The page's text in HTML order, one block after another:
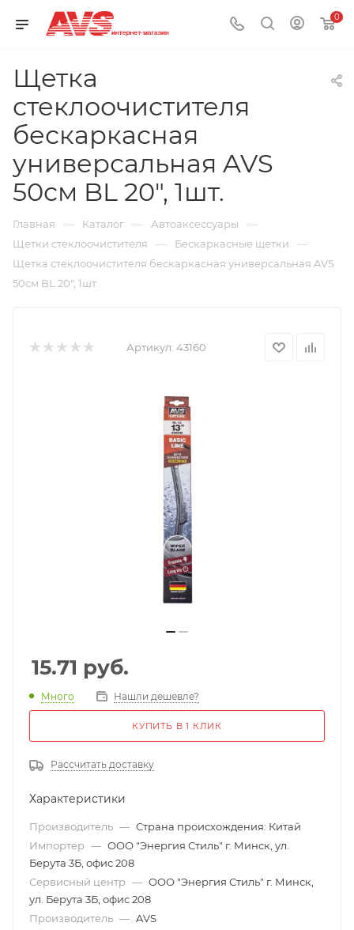
0
Щетка
стеклоочистителя
бескаркасная
универсальная AVS
50см BL 20", 1шт.
Главная — Каталог — Автоаксессуары —
Щетки стеклоочистителя — Бескаркасные щетки —
Щетка стеклоочистителя бескаркасная универсальная AVS
50см BL 20", 1шт.
Артикул: 43160
15.71 руб.
Много Нашли дешевле?
КУПИТЬ В 1 КЛИК
Рассчитать доставку
Характеристики
Производитель — Страна происхождения: Китай
Импортер — ООО "Энергия Стиль" г. Минск, ул.
Берута 3Б, офис 208
Сервисный центр — ООО "Энергия Стиль" г. Минск,
ул. Берута 3Б, офис 208
Производитель — AVS